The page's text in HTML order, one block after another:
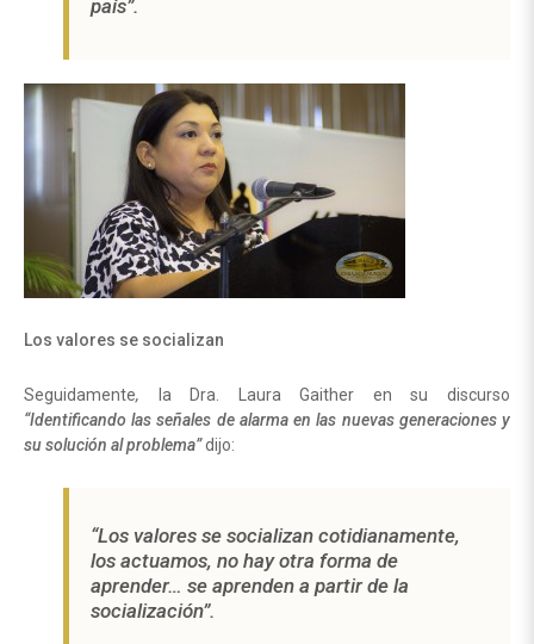
país”.
Los valores se socializan
Seguidamente,
la Dra. Laura Gaither en su discurso
“Identificando las señales de alarma en las nuevas generaciones y
su solución al problema”dijo:
“Los valores se socializan cotidianamente,
los actuamos, no hay otra forma de
aprender… se aprenden a partir de la
socialización”.